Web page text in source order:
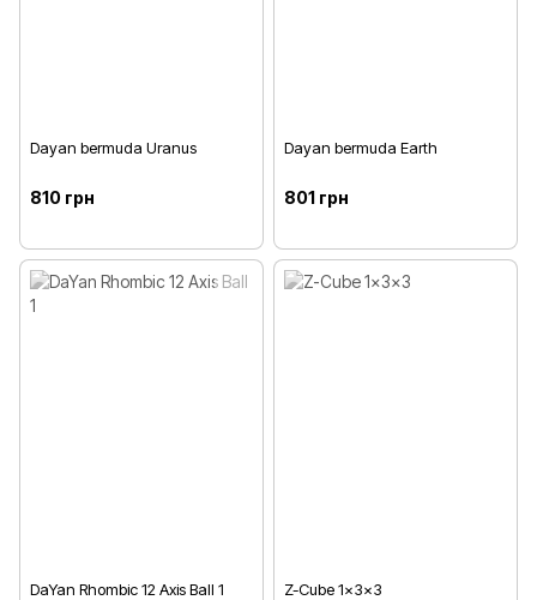
Dayan bermuda Uranus
810 грн
Dayan bermuda Earth
801 грн
DaYan Rhombic 12 Axis Ball 1 Z-Cube 1x3x3